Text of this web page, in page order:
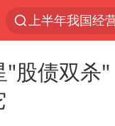
杭州机场已取
"股债双杀